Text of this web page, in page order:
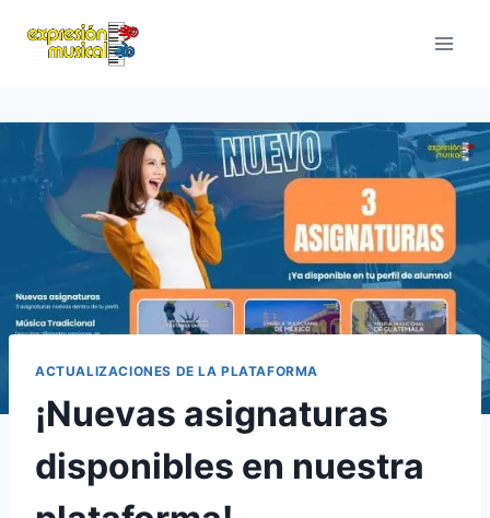
ACTUALIZACIONES DE LA PLATAFORMA
¡Nuevas asignaturas
disponibles en nuestra